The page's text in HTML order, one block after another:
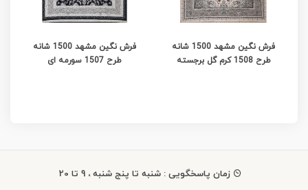
فرش نگین مشهد 1500 شانه
طرح 1508 کرم گل برجسته
فرش نگین مشهد 1500 شانه
طرح 1507 سورمه ای
زمان پاسخگویی : شنبه تا پنج شنبه ، 9 تا 20